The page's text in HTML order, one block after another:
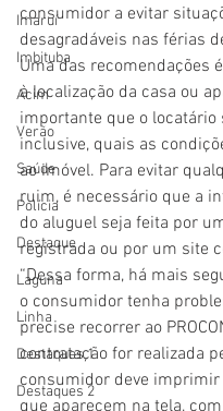
Imaruí
Imbituba
Acim
Verão
Saúde
Polícia
Destaque
Laguna
Linha
Destaques 1
Destaques 2
consumidor a evitar
desagradáveis nas férias
Uma das recomendações
à localização da casa ou
importante que o locatário
inclusive, quais as
ao imóvel. Para evitar
ruim, é necessário que a
do aluguel seja feita por
registrada ou por um site
“Dessa forma, há mais
o consumidor tenha
precise recorrer ao
contratação for realizada
consumidor deve imprimir
que aparecem na tela,